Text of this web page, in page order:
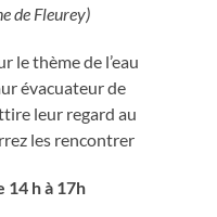
de Fleurey)
le thème de l’eau
évacuateur de
leur regard au
les rencontrer
14 h à 17h